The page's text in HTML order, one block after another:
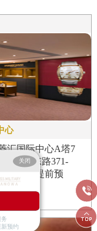
心
汇国际中心A塔7
区环市东路371-
室（需提前预


关闭
预约